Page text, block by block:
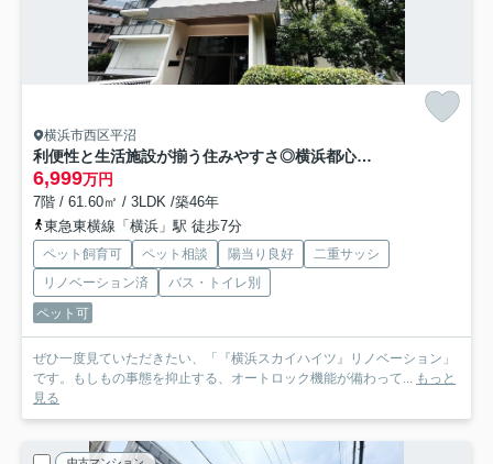
横浜市西区平沼
利便性と生活施設が揃う住みやすさ◎横浜都心を生活圏にする快適ロケーション♪この７階の開放感は今後抜け出せない悪魔的要素で困っちゃう！！ぜひ、現地で体感してみて！な、『横浜スカイハイツ』リノベーション
6,999万円
7階 / 61.60㎡ / 3LDK /築46年
東急東横線「横浜」駅 徒歩7分
ペット飼育可 ペット相談 陽当り良好
二重サッシ
リノベーション済
バス・トイレ別
ペット可
ぜひ一度見ていただきたい、「『横浜スカイハイツ』リノベーション」
です。もしもの事態を抑止する、オートロック機能が備わって... もっと
見る